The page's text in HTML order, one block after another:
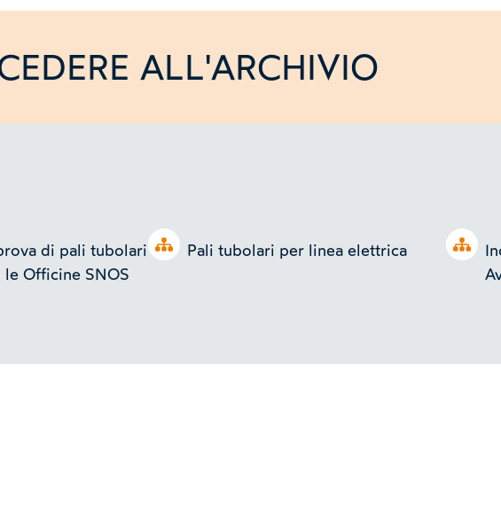
ALL'ARCHIVIO
Open tree
di pali tubolari e a
Officine SNOS
Open
Pali tubolari per linea elettrica